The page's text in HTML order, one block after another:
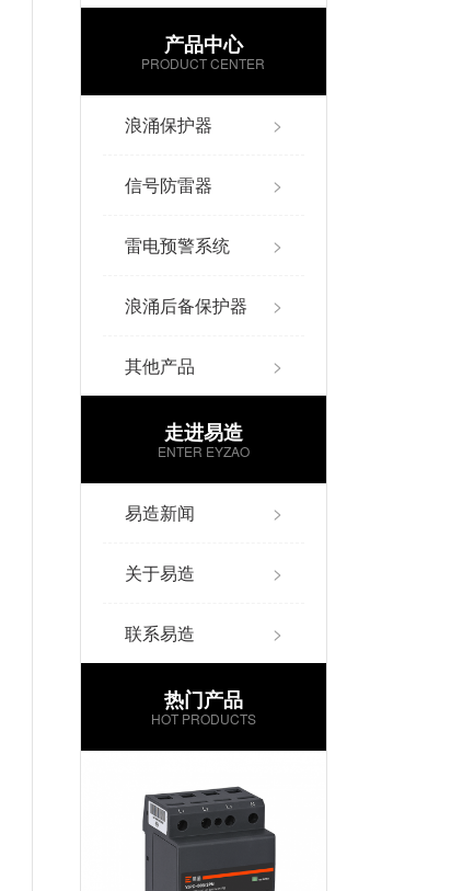
产品中心
PRODUCT CENTER
浪涌保护器 >
信号防雷器 >
雷电预警系统 >
浪涌后备保护器 >
其他产品 >
走进易造
ENTER EYZAO
易造新闻 >
关于易造 >
联系易造 >
热门产品
HOT PRODUCTS